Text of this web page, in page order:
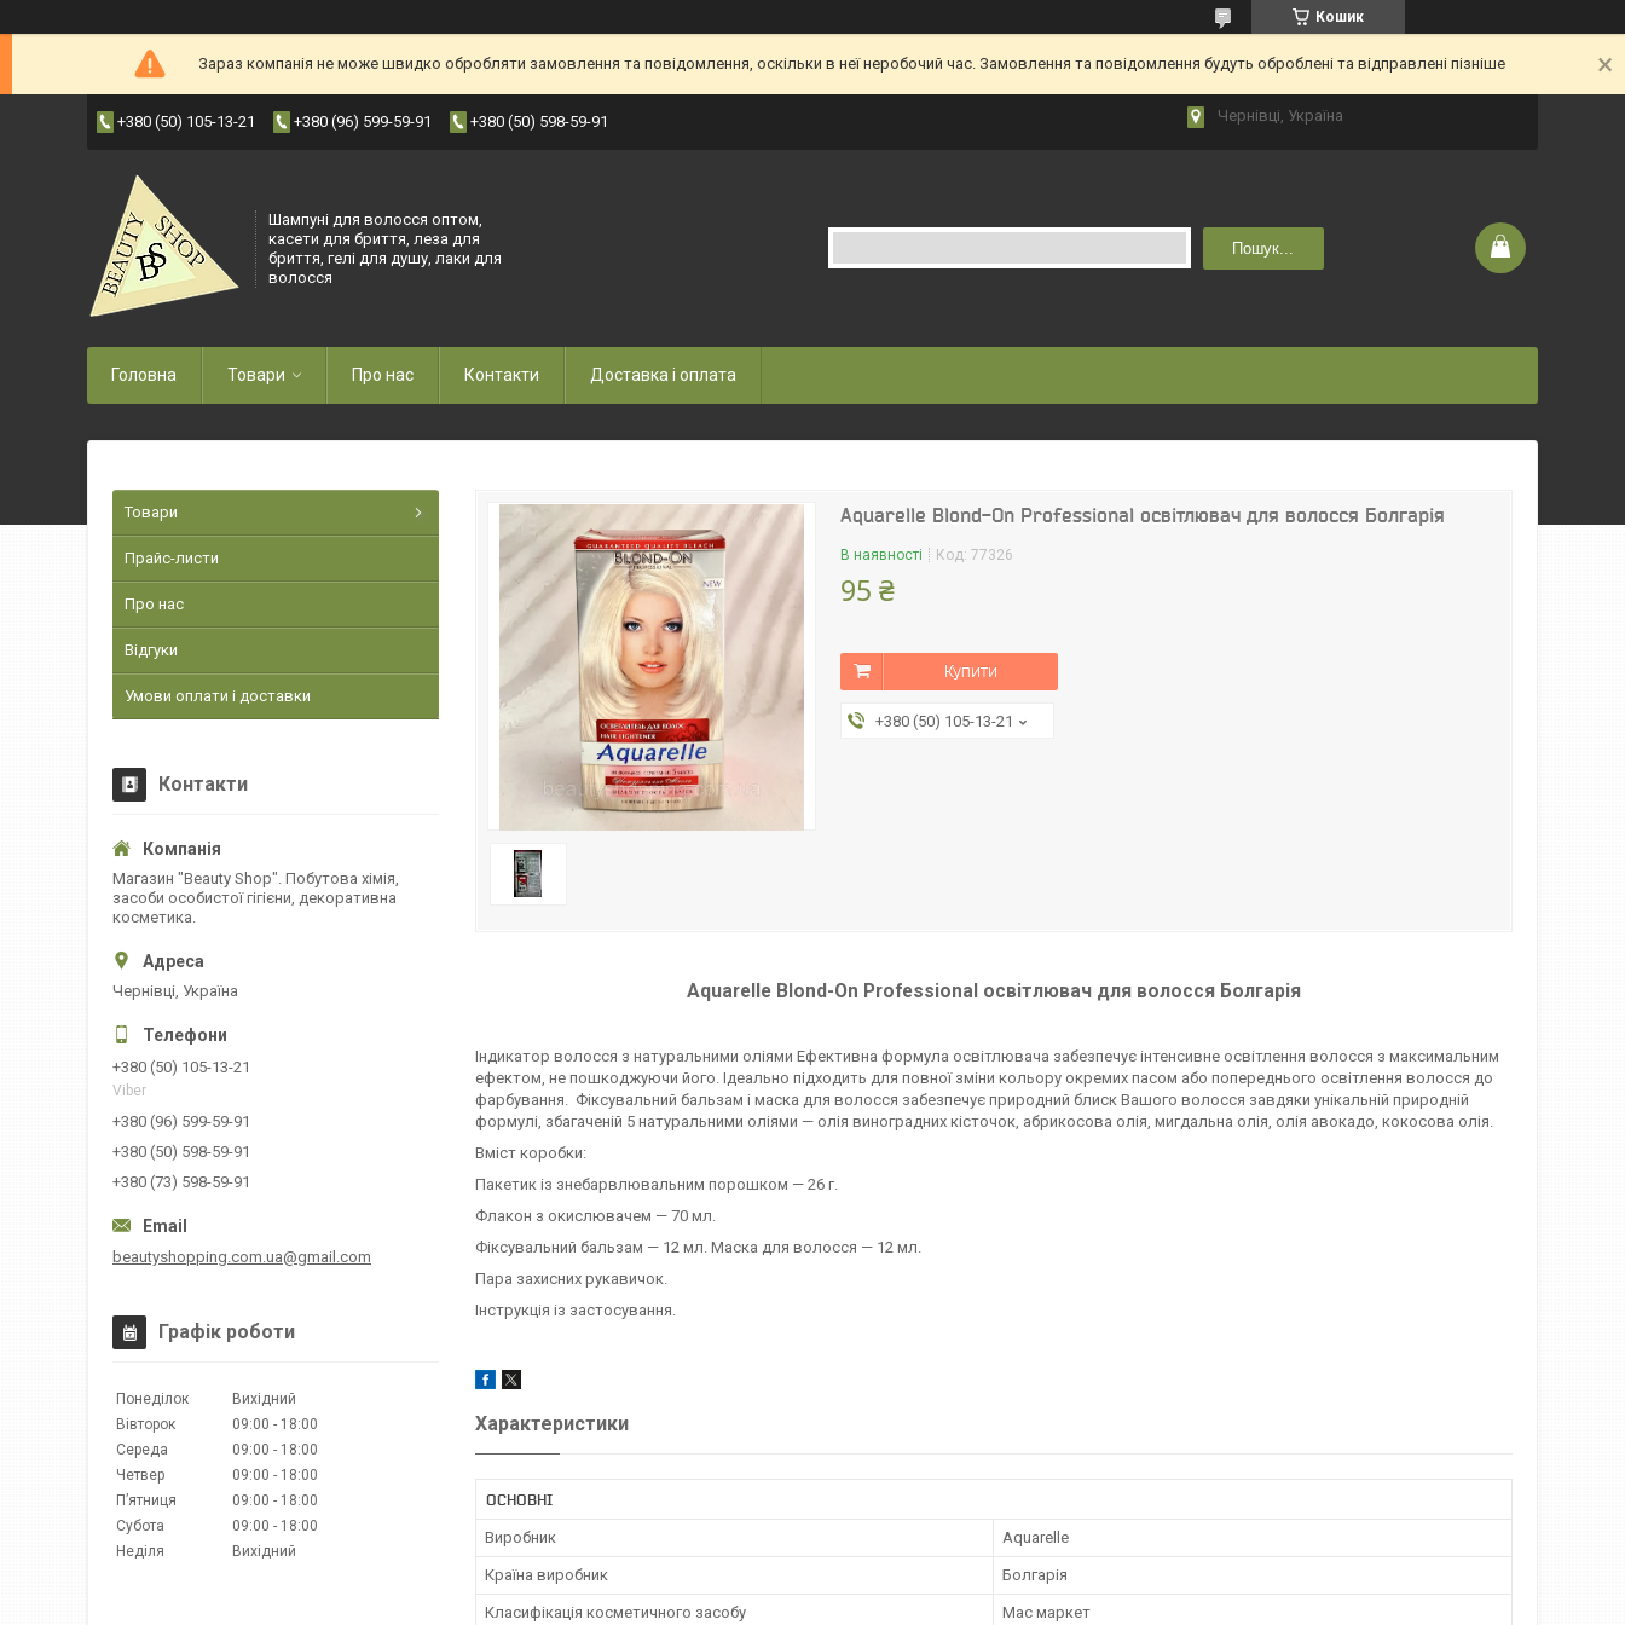
Кошик
Зараз компанія не може швидко обробляти замовлення та повідомлення, оскільки в неї неробочий час. Замовлення та повідомлення будуть оброблені та відправлені пізніше
+380 (50) 105-13-21 +380 (96) 599-59-91 +380 (50) 598-59-91 Чернівці, Україна
Шампуні для волосся оптом,
касети для бриття, леза для
бриття, гелі для душу, лаки для
волосся
Пошук...
Головна Товари Про нас Контакти Доставка і оплата
Aquarelle Blond-On Professional освітлювач для волосся Болгарія
В наявності Код: 77326
95 ₴
Купити
+380 (50) 105-13-21
Aquarelle Blond-On Professional освітлювач для волосся Болгарія
Індикатор волосся з натуральними оліями Ефективна формула освітлювача забезпечує інтенсивне освітлення волосся з максимальним
ефектом, не пошкоджуючи його. Ідеально підходить для повної зміни кольору окремих пасом або попереднього освітлення волосся до
фарбування. Фіксувальний бальзам і маска для волосся забезпечує природний блиск Вашого волосся завдяки унікальній природній
формулі, збагаченій 5 натуральними оліями — олія виноградних кісточок, абрикосова олія, мигдальна олія, олія авокадо, кокосова олія.
Вміст коробки:
Пакетик із знебарвлювальним порошком — 26 г.
Флакон з окислювачем — 70 мл.
Фіксувальний бальзам — 12 мл. Маска для волосся — 12 мл.
Пара захисних рукавичок.
Інструкція із застосування.
Характеристики
ОСНОВНІ
Виробник Aquarelle
Країна виробник Болгарія
Класифікація косметичного засобу Мас маркет
Товари
Прайс-листи
Про нас
Відгуки
Умови оплати і доставки
Контакти
Магазин "Beauty Shop". Побутова хімія,
засоби особистої гігієни, декоративна
косметика.
Чернівці, Україна
+380 (50) 105-13-21
Viber
+380 (96) 599-59-91
+380 (50) 598-59-91
+380 (73) 598-59-91
beautyshopping.com.ua@gmail.com
Графік роботи
Понеділок
Вихідний
Вівторок
09:00
18:00
Середа
09:00
18:00
Четвер
09:00
18:00
Пʼятниця
09:00
18:00
Субота
09:00
18:00
Неділя
Вихідний